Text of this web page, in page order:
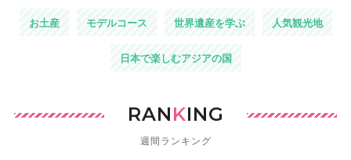
お土産 モデルコース 世界遺産を学ぶ 人気観光地
日本で楽しむアジアの国
RANKING
週間ランキング